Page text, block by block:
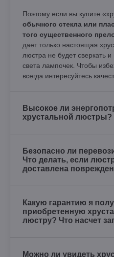
Поэтому если вы купите
обычного стекла или
того существенного
дает только настоящая
люстра не будет сверкать
света лампочек. Чтобы
всегда интересуйтесь
Высокое ли
хрустальной люстры?
Безопасно ли
Что делать, если
доставлена
Какую гарантию я
приобретенную
люстру? Что насчет
Можно ли увидеть